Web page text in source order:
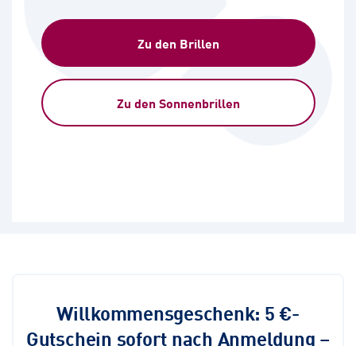
Zu den Brillen
Zu den Sonnenbrillen
Willkommensgeschenk: 5 €-
Gutschein sofort nach Anmeldung –